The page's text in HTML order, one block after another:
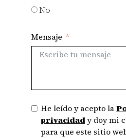
No
Mensaje
He leído y acepto la
privacidady doy mi
para que este sitio